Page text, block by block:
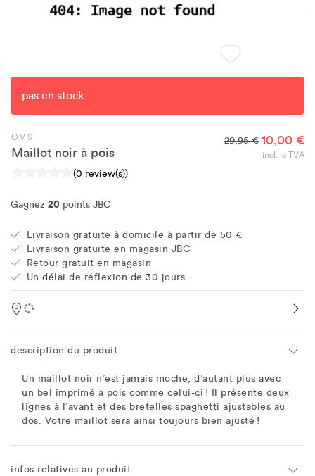
pas en stock
OVS
Maillot noir à pois
(0 review(s))
29,95 € 10,00 €
incl. la TVA
Gagnez 20 points JBC
Livraison gratuite à domicile à partir de 50 €
Livraison gratuite en magasin JBC
Retour gratuit en magasin
Un délai de réflexion de 30 jours
Location
description du produit
Un maillot noir n’est jamais moche, d’autant plus avec
un bel imprimé à pois comme celui-ci ! Il présente deux
lignes à l’avant et des bretelles spaghetti ajustables au
dos. Votre maillot sera ainsi toujours bien ajusté !
infos relatives au produit